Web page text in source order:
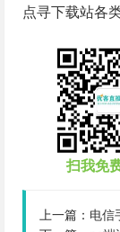
点寻下载站各
扫我免
上一篇： 电信